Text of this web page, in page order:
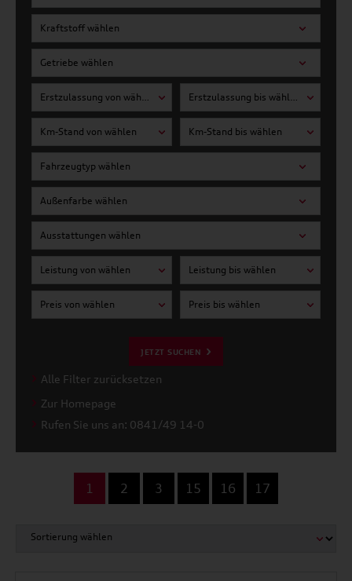
Kraftstoff wählen
Getriebe wählen
Erstzulassung von wählen Erstzulassung bis wählen
Km-Stand von wählen Km-Stand bis wählen
Fahrzeugtyp wählen
Außenfarbe wählen
Ausstattungen wählen
Leistung von wählen Leistung bis wählen
Preis von wählen Preis bis wählen
JETZT SUCHEN
Alle Filter zurücksetzen
Zur Homepage
Rufen Sie uns an: 0841/49 14-0
1 2 3 15 16 17